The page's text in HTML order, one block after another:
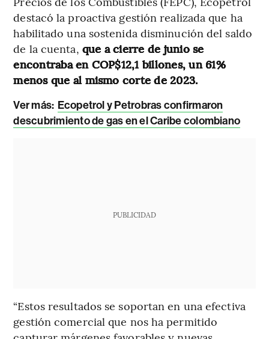
destacó la proactiva gestión realizada que ha
habilitado una sostenida disminución del saldo
de la cuenta, que a cierre de junio se
encontraba en COP$12,1 billones, un 61%
menos que al mismo corte de 2023.
Ver más: Ecopetrol y Petrobras confirmaron
descubrimiento de gas en el Caribe colombiano
PUBLICIDAD
“Estos resultados se soportan en una efectiva
gestión comercial que nos ha permitido